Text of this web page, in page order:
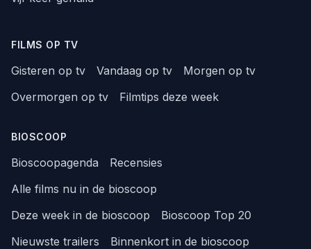
FILMS OP TV
Gisteren op tv Vandaag op tv
Morgen op tv
Overmorgen op tv
Filmtips deze week
BIOSCOOP
Bioscoopagenda
Recensies
Alle films nu in de bioscoop
Deze week in de bioscoop
Bioscoop Top 20
Nieuwste trailers
Binnenkort in de bioscoop